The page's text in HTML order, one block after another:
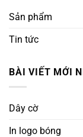
Sản phẩm
Tin tức
BÀI VIẾT MỚI
Dây cờ
In logo bóng